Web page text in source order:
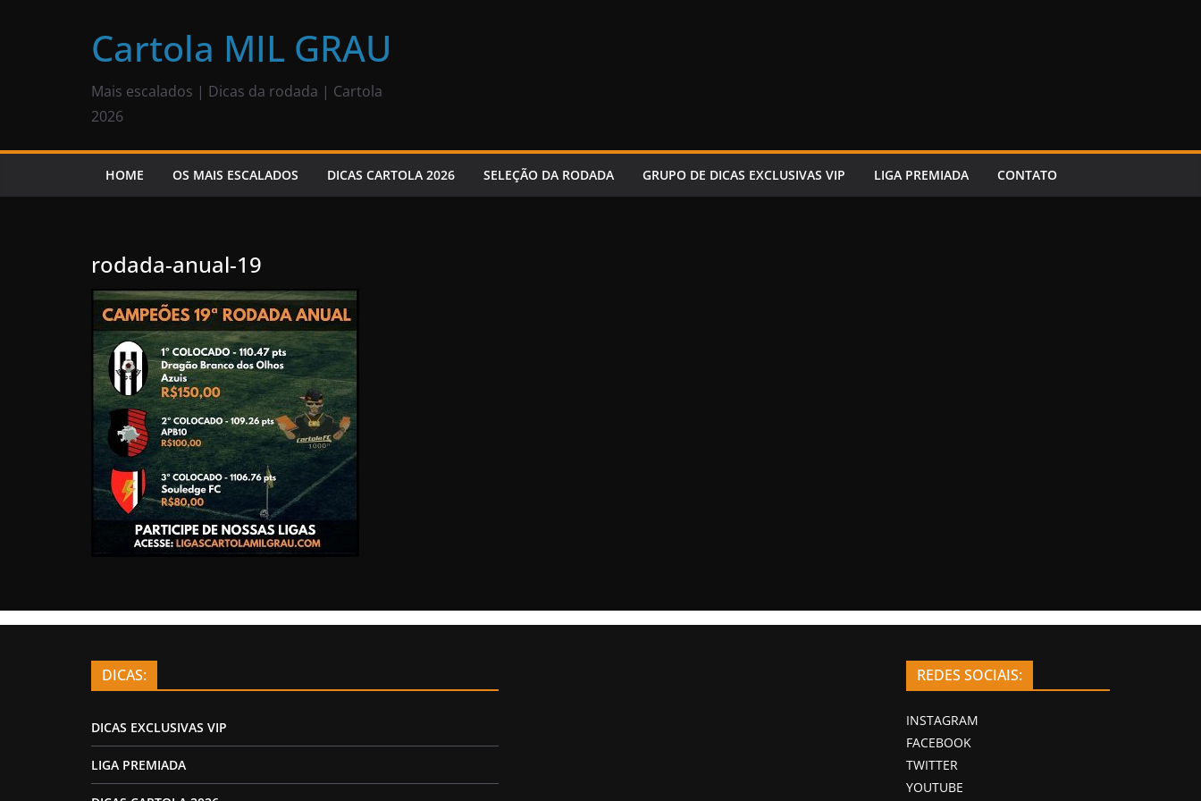
Cartola MIL GRAU
Mais escalados | Dicas da rodada | Cartola
2026
HOME OS MAIS ESCALADOS DICAS CARTOLA 2026 SELEÇÃO DA RODADA GRUPO DE DICAS EXCLUSIVAS VIP LIGA PREMIADA CONTATO
rodada-anual-19
DICAS:
DICAS EXCLUSIVAS VIP
LIGA PREMIADA
REDES SOCIAIS:
INSTAGRAM
FACEBOOK
TWITTER
YOUTUBE